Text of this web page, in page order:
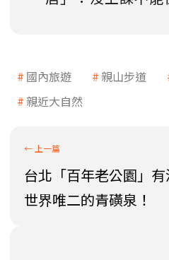
國內旅遊 親山步道
親近大自然
台北「百年老公園」
世界唯二的青磺泉！